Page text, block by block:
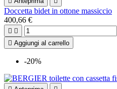
Doccetta bidet in ottone massiccio
400,66 €
 
 Aggiungi al carrello
-20%